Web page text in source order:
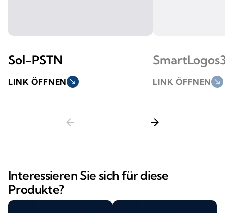
Sol-PSTN
LINK ÖFFNEN south_east LINK ÖFFNEN south_east
arrow_back arrow_forward
Interessieren Sie sich für diese
Produkte?